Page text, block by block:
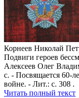
Корнеев Николай
Подвиги героев
Алексеев Олег
с. - Посвящается 60-
войне. - Лит.: с. 308 .
Читать полный текст